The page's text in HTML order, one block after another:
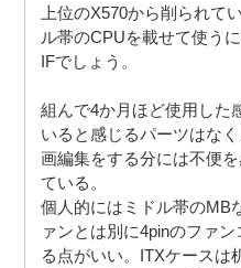
上位のX570から削られて
ル帯のCPUを載せて使う
IFでしょう。
組んで4か月ほど使用した
いると感じるパーツはな
画編集をする分には不便
ている。
個人的にはミドル帯のMB
ァンとは別に4pinのファ
る点がいい。ITXケースは